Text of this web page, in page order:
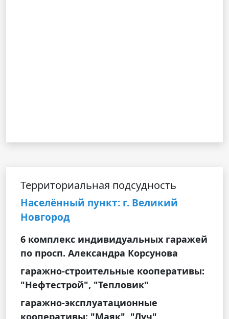
Территориальная подсудность
Населённый пункт: г. Великий
Новгород
6 комплекс индивидуальных гаражей
по просп. Александра Корсунова
гаражно-строительные кооперативы:
"Нефтестрой", "Тепловик"
гаражно-эксплуатационные
кооперативы: "Маяк", "Луч",